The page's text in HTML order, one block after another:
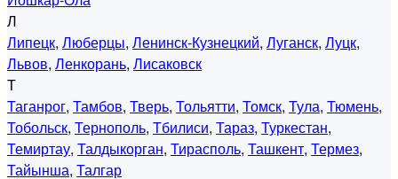
Л
Липецк, Люберцы, Ленинск-Кузнецкий, Луганск, Луцк,
Львов, Ленкорань, Лисаковск
Т
Таганрог, Тамбов, Тверь, Тольятти, Томск, Тула, Тюмень,
Тобольск, Тернополь, Тбилиси, Тараз, Туркестан,
Темиртау, Талдыкорган, Тирасполь, Ташкент, Термез,
Тайынша, Талгар